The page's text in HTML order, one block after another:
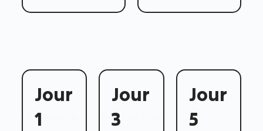
Un exemple de Challenge Tous Uniques
Jour
1
Jour
3
Jour
5